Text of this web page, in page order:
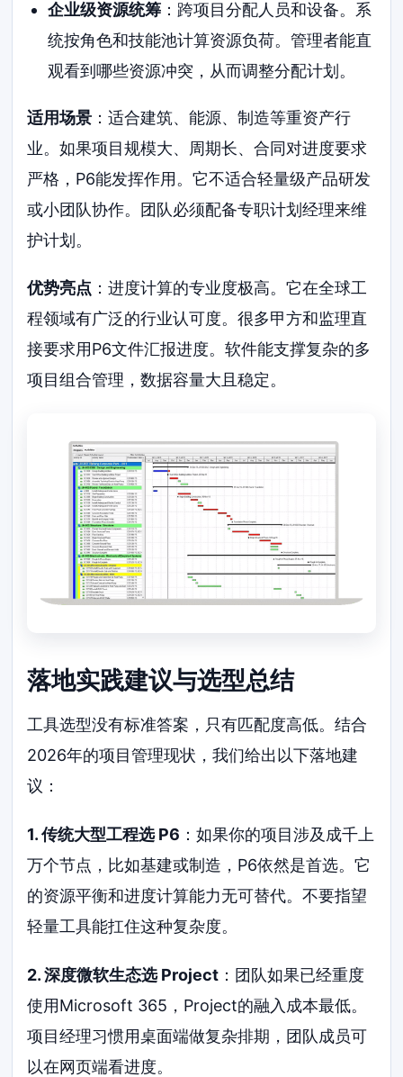
企业级资源统筹：跨项目分配人员和设备。系
统按角色和技能池计算资源负荷。管理者能直
观看到哪些资源冲突，从而调整分配计划。
适用场景 ：适合建筑、能源、制造等重资产行
业。如果项目规模大、周期长、合同对进度要求
严格，P6能发挥作用。它不适合轻量级产品研发
或小团队协作。团队必须配备专职计划经理来维
护计划。
优势亮点 ：进度计算的专业度极高。它在全球工
程领域有广泛的行业认可度。很多甲方和监理直
接要求用P6文件汇报进度。软件能支撑复杂的多
项目组合管理，数据容量大且稳定。
落地实践建议与选型总结
工具选型没有标准答案，只有匹配度高低。结合
2026年的项目管理现状，我们给出以下落地建
议：
1. 传统大型工程选 P6 ：如果你的项目涉及成千上
万个节点，比如基建或制造，P6依然是首选。它
的资源平衡和进度计算能力无可替代。不要指望
轻量工具能扛住这种复杂度。
2. 深度微软生态选 Project ：团队如果已经重度
使用Microsoft 365，Project的融入成本最低。
项目经理习惯用桌面端做复杂排期，团队成员可
以在网页端看进度。